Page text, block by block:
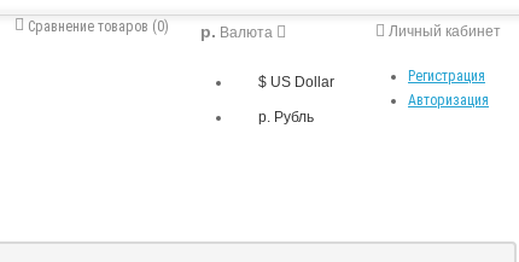
Личный кабинет
Регистрация
Авторизация
р. Валюта
$ US Dollar
р. Рубль
Сравнение товаров (0)